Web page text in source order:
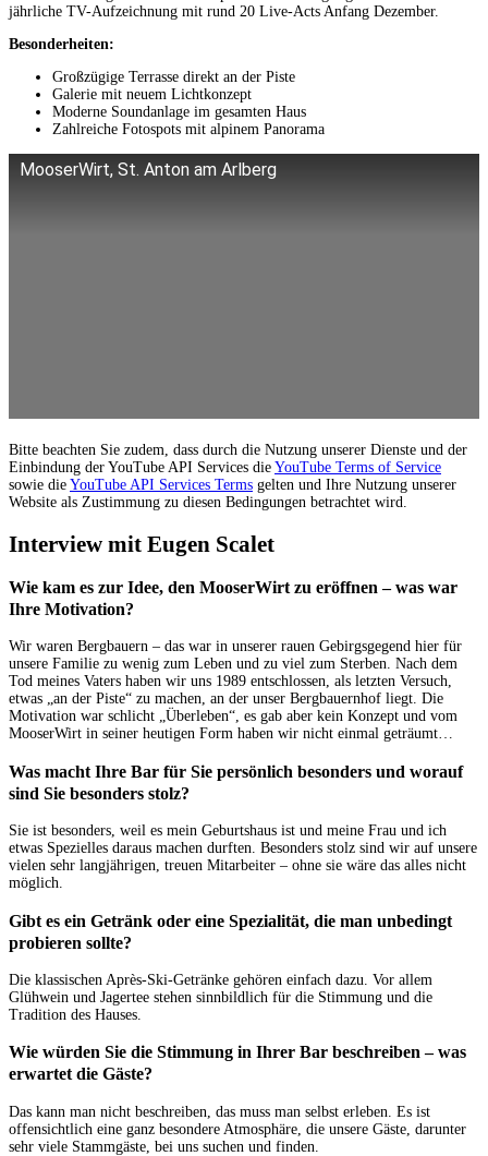
jährliche TV-Aufzeichnung mit rund 20 Live‑Acts Anfang Dezember.
Besonderheiten:
Großzügige Terrasse direkt an der Piste
Galerie mit neuem Lichtkonzept
Moderne Soundanlage im gesamten Haus
Zahlreiche Fotospots mit alpinem Panorama
MooserWirt, St. Anton am Arlberg
Bitte beachten Sie zudem, dass durch die Nutzung unserer Dienste und der
Einbindung der YouTube API Services die YouTube Terms of Service
sowie die YouTube API Services Terms gelten und Ihre Nutzung unserer
Website als Zustimmung zu diesen Bedingungen betrachtet wird.
Interview mit Eugen Scalet
Wie kam es zur Idee, den MooserWirt zu eröffnen – was war
Ihre Motivation?
Wir waren Bergbauern – das war in unserer rauen Gebirgsgegend hier für
unsere Familie zu wenig zum Leben und zu viel zum Sterben. Nach dem
Tod meines Vaters haben wir uns 1989 entschlossen, als letzten Versuch,
etwas „an der Piste“ zu machen, an der unser Bergbauernhof liegt. Die
Motivation war schlicht „Überleben“, es gab aber kein Konzept und vom
MooserWirt in seiner heutigen Form haben wir nicht einmal geträumt…
Was macht Ihre Bar für Sie persönlich besonders und worauf
sind Sie besonders stolz?
Sie ist besonders, weil es mein Geburtshaus ist und meine Frau und ich
etwas Spezielles daraus machen durften. Besonders stolz sind wir auf unsere
vielen sehr langjährigen, treuen Mitarbeiter – ohne sie wäre das alles nicht
möglich.
Gibt es ein Getränk oder eine Spezialität, die man unbedingt
probieren sollte?
Die klassischen Après-Ski-Getränke gehören einfach dazu. Vor allem
Glühwein und Jagertee stehen sinnbildlich für die Stimmung und die
Tradition des Hauses.
Wie würden Sie die Stimmung in Ihrer Bar beschreiben – was
erwartet die Gäste?
Das kann man nicht beschreiben, das muss man selbst erleben. Es ist
offensichtlich eine ganz besondere Atmosphäre, die unsere Gäste, darunter
sehr viele Stammgäste, bei uns suchen und finden.